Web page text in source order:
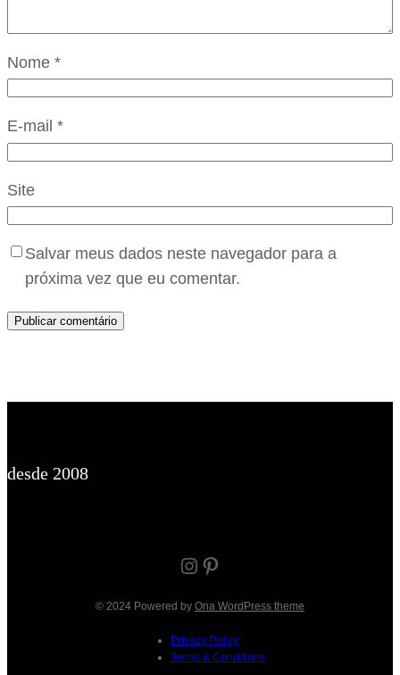
Nome *
E-mail *
Site
Salvar meus dados neste navegador para a
próxima vez que eu comentar.
desde 2008
Instagram Pinterest
© 2024 Powered by Ona WordPress theme
Privacy Policy
Terms & Conditions